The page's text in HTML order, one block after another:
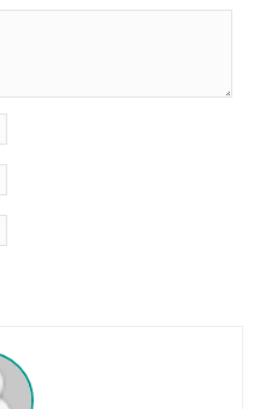
延迟满足”的活动，培养韧性；从事